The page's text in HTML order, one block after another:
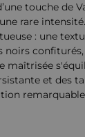
touche de
rare
: une
noirs
maîtrisée
et des